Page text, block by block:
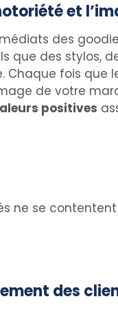
et
des
que des stylos,
fois que
de votre
positives
ne se
des